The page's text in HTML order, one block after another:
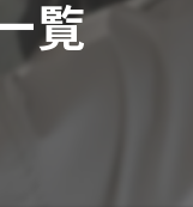
換気不良
覧